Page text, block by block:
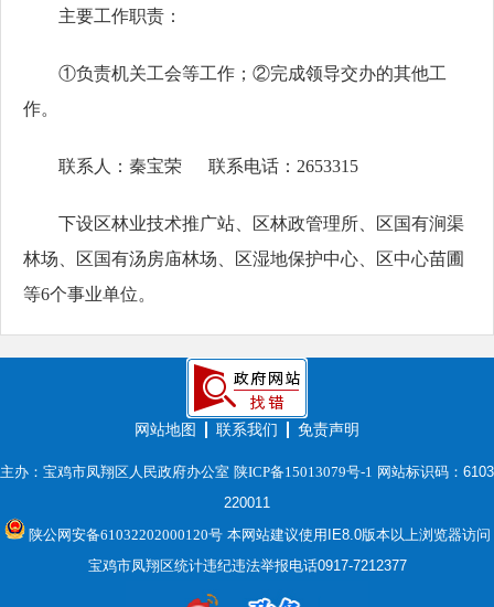
主要工作职责：
①负责机关工会等工作；②完成领导交办的其他工
作。
联系人：秦宝荣 联系电话：2653315
下设区林业技术推广站、区林政管理所、区国有涧渠
林场、区国有汤房庙林场、区湿地保护中心、区中心苗圃
等6个事业单位。
网站地图 联系我们 免责声明
主办：宝鸡市凤翔区人民政府办公室 陕ICP备15013079号-1 网站标识码：6103
220011
陕公网安备61032202000120号本网站建议使用IE8.0版本以上浏览器访问
宝鸡市凤翔区统计违纪违法举报电话0917-7212377